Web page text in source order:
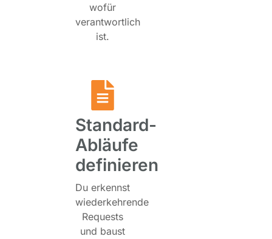
wofür
verantwortlich
ist.
Standard-
Abläufe
definieren
Du erkennst
wiederkehrende
Requests
und baust